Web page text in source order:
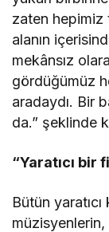
zaten hepimiz
alanın
mekânsız
gördüğümüz
aradaydı. Bir
da.” şeklinde
“Yaratıcı bir
Bütün